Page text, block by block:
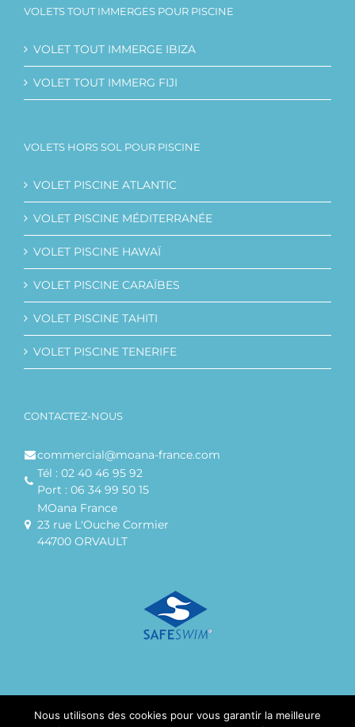
VOLETS TOUT IMMERGES POUR PISCINE
VOLET TOUT IMMERGE IBIZA
VOLET TOUT IMMERG FIJI
VOLETS HORS SOL POUR PISCINE
VOLET PISCINE ATLANTIC
VOLET PISCINE MÉDITERRANÉE
VOLET PISCINE HAWAÏ
VOLET PISCINE CARAÏBES
VOLET PISCINE TAHITI
VOLET PISCINE TENERIFE
CONTACTEZ-NOUS
commercial@moana-france.com
Tél : 02 40 46 95 92
Port : 06 34 99 50 15
MOana France
23 rue L'Ouche Cormier
44700 ORVAULT
Nous utilisons des cookies pour vous garantir la meilleure